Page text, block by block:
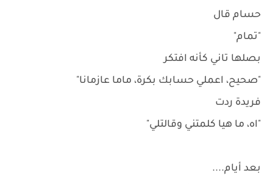
حسام قال
"تمام"
بصلها تاني كأنه افتكر
"صحيح، اعملي حسابك بكرة، ماما عازمانا"
فريدة ردت
"اه، ما هيا كلمتني وقالتلي"
بعد أيام....